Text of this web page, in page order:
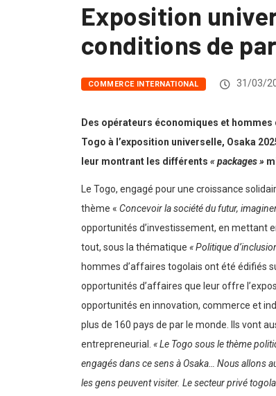
Exposition
conditions de
COMMERCE INTERNATIONAL 31/03/
Des opérateurs économiques et
Togo à l’exposition universelle, Osaka
leur montrant les différents « packages »
Le Togo, engagé pour une croissance
thème « Concevoir la société du futur,
opportunités d’investissement, en mettant
tout, sous la thématique « Politique
hommes d’affaires togolais ont été édifiés
opportunités d’affaires que leur offre
opportunités en innovation, commerce et
plus de 160 pays de par le monde. Ils vont
entrepreneurial. « Le Togo sous le thème
engagés dans ce sens à Osaka… Nous allons
les gens peuvent visiter. Le secteur privé